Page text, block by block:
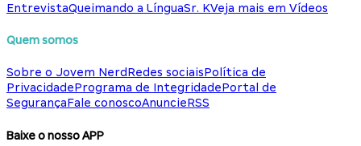
EntrevistaQueimando a LínguaSr. KVeja mais em Vídeos
Quem somos
Sobre o Jovem NerdRedes sociaisPolítica de
PrivacidadePrograma de IntegridadePortal de
SegurançaFale conoscoAnuncieRSS
Baixe o nosso APP